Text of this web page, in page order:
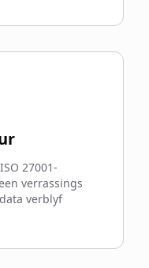
27001-
verrassings
verblyf